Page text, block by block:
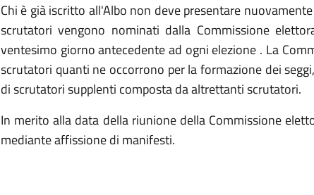
Chi è già iscritto all'Albo non deve presentare
scrutatori vengono nominati dalla Commissione
ventesimo giorno antecedente ad ogni elezione . La
scrutatori quanti ne occorrono per la formazione dei
di scrutatori supplenti composta da altrettanti scrutatori.
In merito alla data della riunione della Commissione
mediante affissione di manifesti.